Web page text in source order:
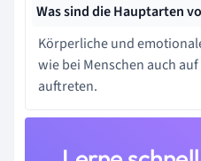
Was sind die Hauptarten
Körperliche und
wie bei Menschen auch
auftreten.